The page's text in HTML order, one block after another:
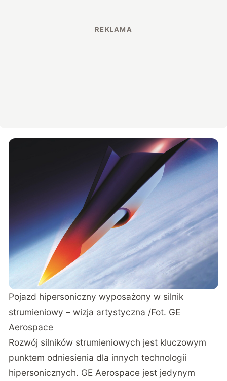
Pojazd hipersoniczny wyposażony w silnik
strumieniowy – wizja artystyczna /Fot. GE
Aerospace
Rozwój silników strumieniowych jest kluczowym
punktem odniesienia dla innych technologii
hipersonicznych. GE Aerospace jest jedynym